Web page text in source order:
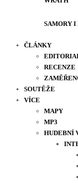
SAMORY I
ČLÁNKY
RECENZE
SOUTĚŽE
VÍCE
MAPY
MP3
HUDEBNÍ